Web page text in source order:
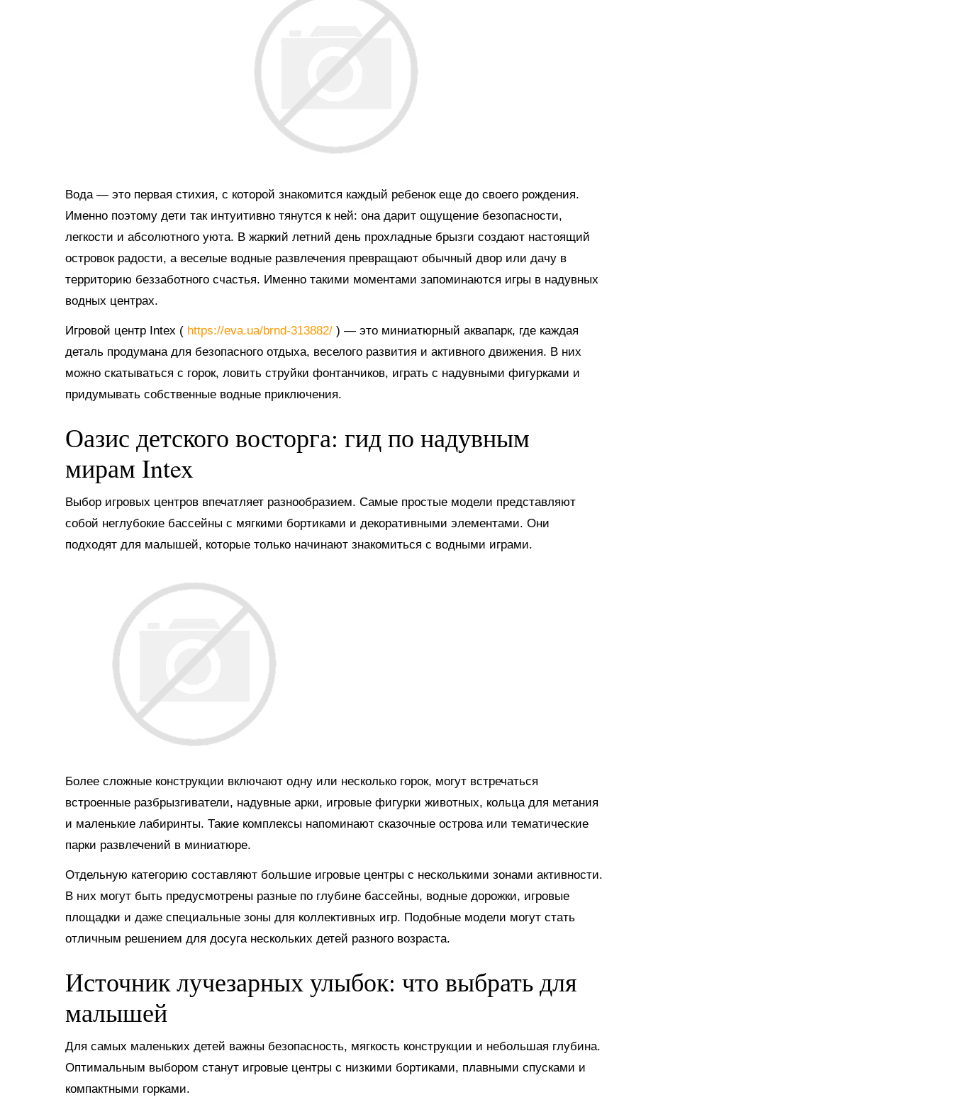
Вода — это первая стихия, с которой знакомится каждый ребенок еще до своего рождения.
Именно поэтому дети так интуитивно тянутся к ней: она дарит ощущение безопасности,
легкости и абсолютного уюта. В жаркий летний день прохладные брызги создают настоящий
островок радости, а веселые водные развлечения превращают обычный двор или дачу в
территорию беззаботного счастья. Именно такими моментами запоминаются игры в надувных
водных центрах.
Игровой центр Intex ( https://eva.ua/brnd-313882/ ) — это миниатюрный аквапарк, где каждая
деталь продумана для безопасного отдыха, веселого развития и активного движения. В них
можно скатываться с горок, ловить струйки фонтанчиков, играть с надувными фигурками и
придумывать собственные водные приключения.
Оазис детского восторга: гид по надувным
мирам Intex
Выбор игровых центров впечатляет разнообразием. Самые простые модели представляют
собой неглубокие бассейны с мягкими бортиками и декоративными элементами. Они
подходят для малышей, которые только начинают знакомиться с водными играми.
Более сложные конструкции включают одну или несколько горок, могут встречаться
встроенные разбрызгиватели, надувные арки, игровые фигурки животных, кольца для метания
и маленькие лабиринты. Такие комплексы напоминают сказочные острова или тематические
парки развлечений в миниатюре.
Отдельную категорию составляют большие игровые центры с несколькими зонами активности.
В них могут быть предусмотрены разные по глубине бассейны, водные дорожки, игровые
площадки и даже специальные зоны для коллективных игр. Подобные модели могут стать
отличным решением для досуга нескольких детей разного возраста.
Источник лучезарных улыбок: что выбрать для
малышей
Для самых маленьких детей важны безопасность, мягкость конструкции и небольшая глубина.
Оптимальным выбором станут игровые центры с низкими бортиками, плавными спусками и
компактными горками.